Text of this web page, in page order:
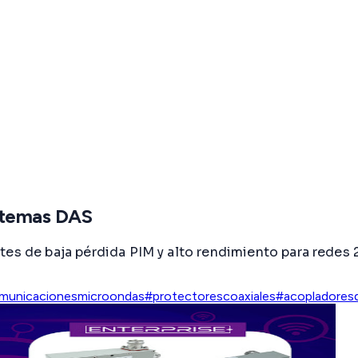
DAS
de baja pérdida PIM y alto rendimiento para redes
#protectorescoaxiales